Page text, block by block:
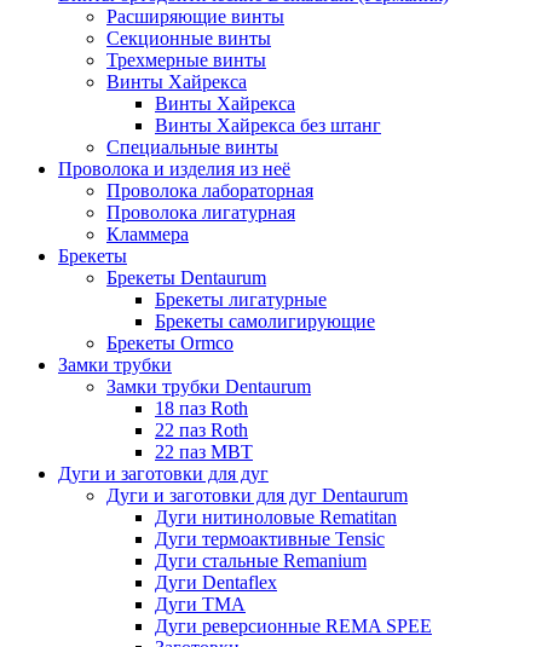
Расширяющие винты
Секционные винты
Трехмерные винты
Винты Хайрекса
Винты Хайрекса
Винты Хайрекса без штанг
Специальные винты
Проволока и изделия из неё
Проволока лабораторная
Проволока лигатурная
Кламмера
Брекеты
Брекеты Dentaurum
Брекеты лигатурные
Брекеты самолигирующие
Брекеты Ormco
Замки трубки
Замки трубки Dentaurum
18 паз Roth
22 паз Roth
22 паз МВТ
Дуги и заготовки для дуг
Дуги и заготовки для дуг Dentaurum
Дуги нитиноловые Rematitan
Дуги термоактивные Tensic
Дуги стальные Remanium
Дуги Dentaflex
Дуги ТМА
Дуги реверсионные REMA SPEE